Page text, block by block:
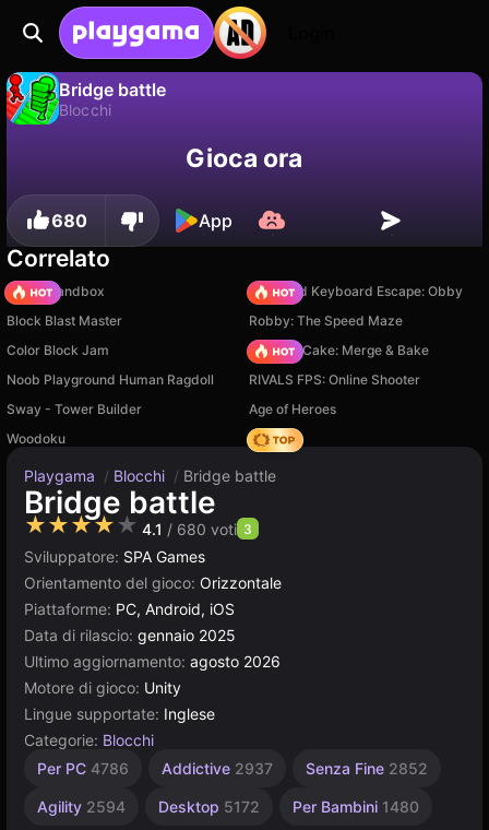
Bridge battle
Blocchi
Salva i progressi!Gioca ora
680 App
Correlato
Melon Sandbox
+1 Speed Keyboard Escape: Obby
Block Blast Master
Robby: The Speed Maze
Color Block Jam
Piece of Cake: Merge & Bake
Noob Playground Human Ragdoll
RIVALS FPS: Online Shooter
Sway - Tower Builder
Age of Heroes
Woodoku
Hedgies
Playgama / Blocchi / Bridge battle
Bridge battle
★★★★★ 4.1 / 680 voti 3
Sviluppatore: SPA Games
Orientamento del gioco: Orizzontale
Piattaforme: PC, Android, iOS
Data di rilascio: gennaio 2025
Ultimo aggiornamento: agosto 2026
Motore di gioco: Unity
Lingue supportate: Inglese
Categorie: Blocchi
Per PC 4786 Addictive 2937 Senza Fine 2852
Agility 2594 Desktop 5172 Per Bambini 1480
Browser
Unity
3177